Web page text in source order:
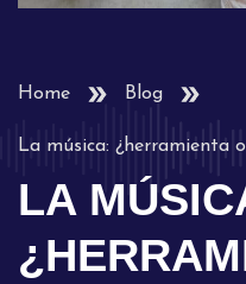
Home Blog
La música: ¿herramienta
LA